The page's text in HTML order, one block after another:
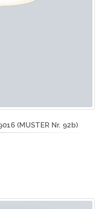
(MUSTER Nr. 92b)